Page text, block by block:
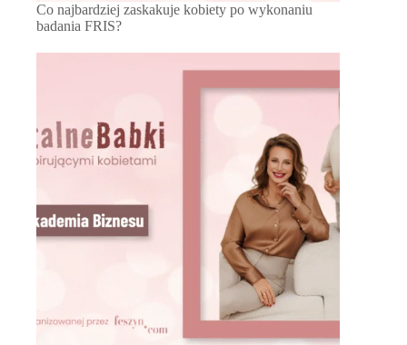
Co najbardziej zaskakuje kobiety po wykonaniu
badania FRIS?